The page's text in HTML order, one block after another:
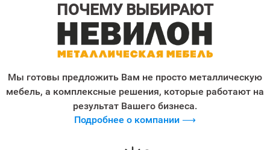
ПОЧЕМУ ВЫБИРАЮТ
Мы готовы предложить Вам не просто металлическую
мебель, а комплексные решения, которые работают на
результат Вашего бизнеса.
Подробнее о компании ⟶